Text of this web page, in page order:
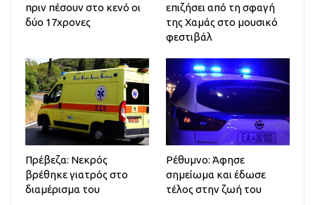
πριν πέσουν στο κενό οι
δύο 17χρονες
επιζήσει από τη σφαγή
της Χαμάς στο μουσικό
φεστιβάλ
Πρέβεζα: Νεκρός
βρέθηκε γιατρός στο
διαμέρισμα του
Ρέθυμνο: Άφησε
σημείωμα και έδωσε
τέλος στην ζωή του